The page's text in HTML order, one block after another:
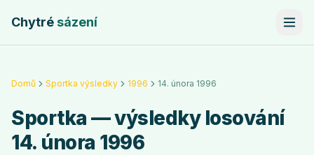
Chytrésázení
Domů Sportka výsledky 1996 14. února 1996
Sportka — výsledky losování
14. února 1996